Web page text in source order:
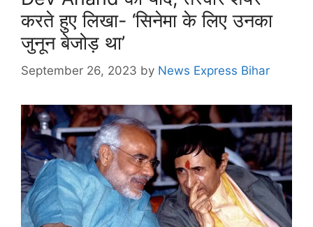
करते हुए लिखा- ‘सिनेमा के लिए उनका
जुनून बेजोड़ था’
September 26, 2023 by News Express Bihar